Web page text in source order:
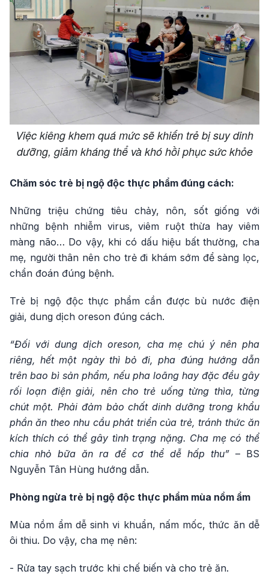
Việc kiêng khem quá mức sẽ khiến trẻ bị suy dinh
dưỡng, giảm kháng thể và khó hồi phục sức khỏe
Chăm sóc trẻ bị ngộ độc thực phẩm đúng cách:
Những triệu chứng tiêu chảy, nôn, sốt giống với
những bệnh nhiễm virus, viêm ruột thừa hay viêm
màng não… Do vậy, khi có dấu hiệu bất thường, cha
mẹ, người thân nên cho trẻ đi khám sớm để sàng lọc,
chẩn đoán đúng bệnh.
Trẻ bị ngộ độc thực phẩm cần được bù nước điện
giải, dung dịch oreson đúng cách.
“Đối với dung dịch oreson, cha mẹ chú ý nên pha
riêng, hết một ngày thì bỏ đi, pha đúng hướng dẫn
trên bao bì sản phẩm, nếu pha loãng hay đặc đều gây
rối loạn điện giải, nên cho trẻ uống từng thìa, từng
chút một. Phải đảm bảo chất dinh dưỡng trong khẩu
phần ăn theo nhu cầu phát triển của trẻ, tránh thức ăn
kích thích có thể gây tình trạng nặng. Cha mẹ có thể
chia nhỏ bữa ăn ra để cơ thể dễ hấp thu” – BS
Nguyễn Tân Hùng hướng dẫn.
Phòng ngừa trẻ bị ngộ độc thực phẩm mùa nồm ẩm
Mùa nồm ẩm dễ sinh vi khuẩn, nấm mốc, thức ăn dễ
ôi thiu. Do vậy, cha mẹ nên:
- Rửa tay sạch trước khi chế biến và cho trẻ ăn.